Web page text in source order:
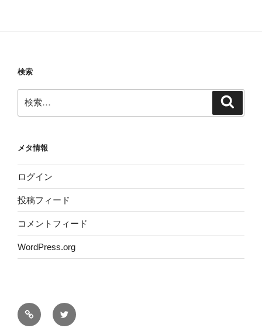
検索
索:
メタ情報
ログイン
投稿フィード
コメントフィード
WordPress.org
サ
イ
Twitter